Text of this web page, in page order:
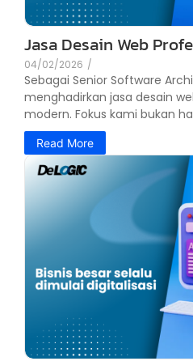
Jasa Desain Web
04/02/2026 /
Sebagai Senior Software
menghadirkan jasa desain
modern. Fokus kami bukan
Read More